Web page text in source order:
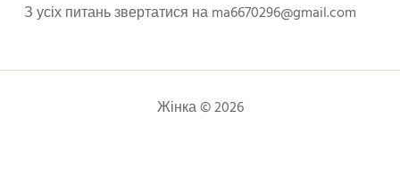
З усіх питань звертатися наma6670296@gmail.com
Жінка © 2026